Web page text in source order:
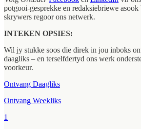
potgooi-gesprekke en redaksiebriewe asook
skrywers regoor ons netwerk.
INTEKEN OPSIES:
Wil jy stukke soos die direk in jou inboks
daagliks – en terselfdertyd ons werk
voorkeur.
Ontvang Daagliks
Ontvang Weekliks
1